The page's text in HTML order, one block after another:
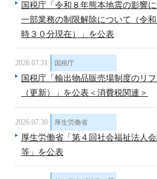
国税庁「令和８年熊本地震の影響
一部業務の制限解除について（令
時３０分現在）」を公表
2026.07.31 国税庁
国税庁「輸出物品販売場制度のリ
（更新）」を公表＜消費税関連＞
2026.07.30 厚生労働省
厚生労働省「第４回社会福祉法人
等」を公表